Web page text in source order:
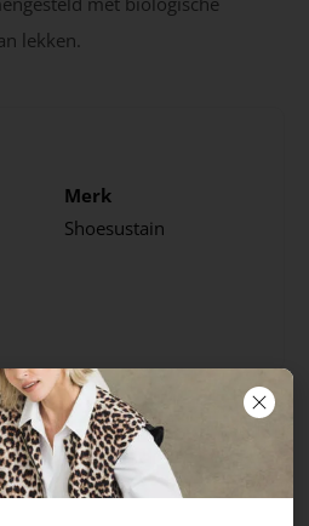
lekken.
Merk
Shoesustain
leuk vinden